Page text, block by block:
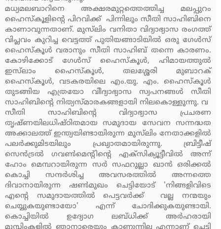
മധ്യമലബാറിനെ അക്ഷരമുറ്റത്തെത്തിച്ച മലപ്പുറം
ഹൈസ്‌കൂളിന്റെ പിറവിക്ക് പിന്നിലും സീതി സാഹിബിനെ
കാണാവുന്നതാണ്. മുസ്‌ലിം വനിതാ വിദ്യാഭ്യാസ രംഗത്ത്
വിപ്ലവം കുറിച്ച വെട്ടത്ത് പുതിയങ്ങാടിയില്‍ ഒരു ഗേള്‍സ്
ഹൈസ്‌കൂള്‍ വരാനും സീതി സാഹിബ് തന്നെ കാരണം.
കോഴിക്കോട് ഗേള്‍സ് ഹൈസ്‌കൂള്‍, ഹിമായത്തുല്‍
ഇസ്‌ലാം ഹൈസ്‌കൂള്‍, തലശ്ശേരി മുബാറക്
ഹൈസ്‌കൂള്‍, വടകരയിലെ എം.യു. എം. ഹൈസ്‌കൂള്‍
തുടങ്ങിയ എത്രയോ വിിദ്യാഭ്യാസ സ്വപനങ്ങള്‍ സീതി
സാഹിബിന്റെ നിത്യസ്മാരകങ്ങളായി നിലകൊള്ളുന്നു. വ
സീതി സാഹിബിന്റെ വിദ്യാഭ്യാസ പ്രചരണ
തൃഷ്ണയിലധിഷ്ഠിതമായ സമുദായ സേവന സന്നദ്ധത
അക്കാലത്ത് ഇന്ത്യയിണ്ടായിരുന്ന മുസ്‌ലിം നേതാക്കളില്‍
പലര്‍ക്കുമിടയിലും പ്രഖ്യാതമായിരുന്നു. ബ്രിട്ടീഷ്
സെന്‍ട്രല്‍ ഗവണ്‍മെന്റിന്റെ എക്‌സിക്യൂട്ടീവില്‍ അന്ന്
ഹോം മെമ്പറായിരുന്ന സര്‍ സഫറുല്ലാ ഖാന്‍ ഒരിക്കല്‍
കൊച്ചി സന്ദര്‍ശിച്ച അവസരത്തില്‍ അന്നത്തെ
ദിവാനായിരുന്ന ഷണ്‍മുഖം ചെട്ടിയോട് 'നിങ്ങളിവിടെ
എന്റെ സമുദായത്തില്‍ പെട്ടവര്‍ക്ക് വല്ല നന്മയും
ചെയ്യുകയുണ്ടായോ' എന്ന് ചോദിക്കുകയുണ്ടായി.
കൊച്ചിയില്‍ ഉദ്യോഗ ലബ്ധിക്ക് അര്‍ഹരായി